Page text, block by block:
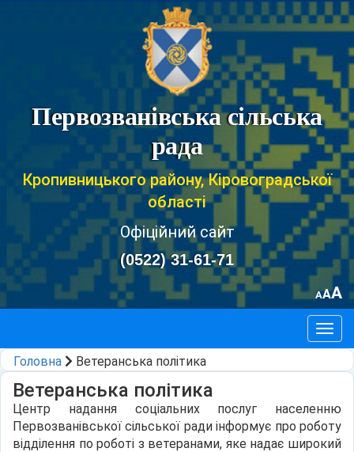
Первозванівська сільська
рада
Кропивницького району, Кіровоградської
області
Офіційний сайт
(0522) 31-61-71
AAA
Головна
Ветеранська політика
Ветеранська політика
Центр надання соціальних послуг населенню
Первозванівської сільської ради інформує про роботу
відділення по роботі з ветеранами, яке надає широкий